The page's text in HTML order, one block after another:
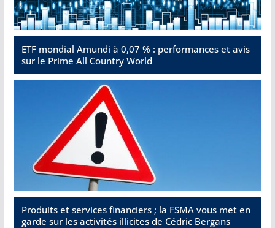
ETF mondial Amundi à 0,07 % : performances et avis
sur le Prime All Country World
Produits et services financiers ; la FSMA vous met en
garde sur les activités illicites de Cédric Bergans